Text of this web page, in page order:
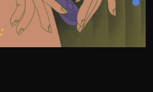
reviendra pas !